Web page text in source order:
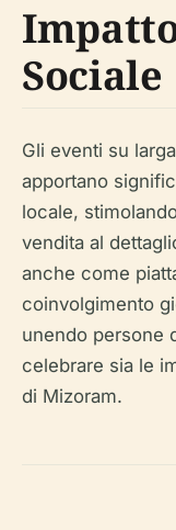
Sociale
Gli eventi su
apportano
locale,
vendita al
anche come
coinvolgimento
unendo persone
celebrare sia le
di Mizoram.